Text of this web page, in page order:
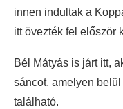
innen indultak a
itt övezték fel először
Bél Mátyás is járt itt,
sáncot, amelyen
található.